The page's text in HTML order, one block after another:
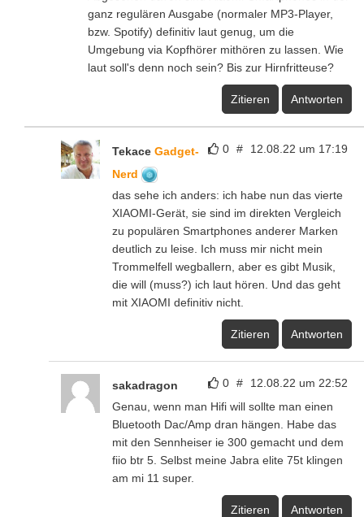
ganz regulären Ausgabe (normaler MP3-Player,
bzw. Spotify) definitiv laut genug, um die
Umgebung via Kopfhörer mithören zu lassen. Wie
laut soll's denn noch sein? Bis zur Hirnfritteuse?
Zitieren Antworten
0 # 12.08.22 um 17:19
Tekace Gadget-
Nerd
das sehe ich anders: ich habe nun das vierte
XIAOMI-Gerät, sie sind im direkten Vergleich
zu populären Smartphones anderer Marken
deutlich zu leise. Ich muss mir nicht mein
Trommelfell wegballern, aber es gibt Musik,
die will (muss?) ich laut hören. Und das geht
mit XIAOMI definitiv nicht.
Zitieren Antworten
0 # 12.08.22 um 22:52
sakadragon
Genau, wenn man Hifi will sollte man einen
Bluetooth Dac/Amp dran hängen. Habe das
mit den Sennheiser ie 300 gemacht und dem
fiio btr 5. Selbst meine Jabra elite 75t klingen
am mi 11 super.
Zitieren Antworten